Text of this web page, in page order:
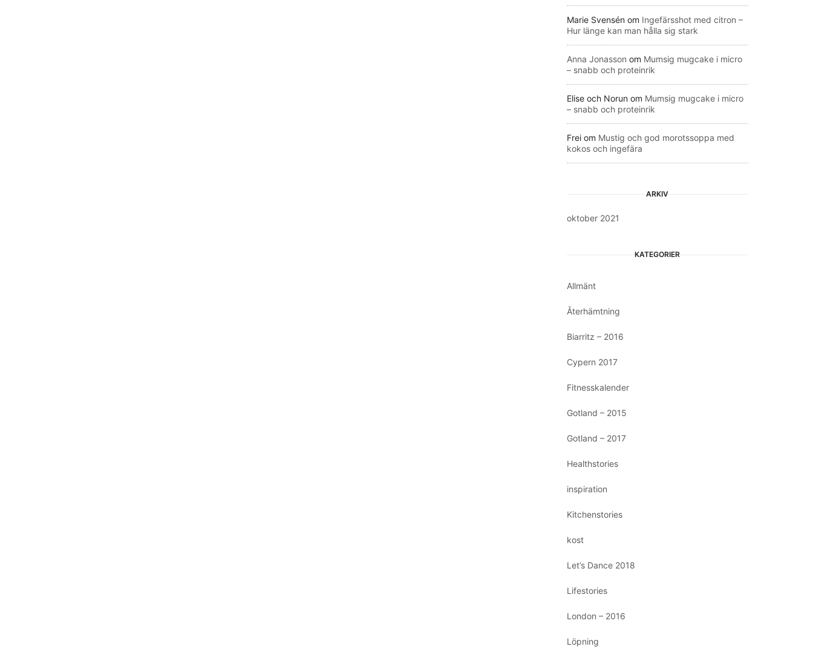
Marie Svensén om Ingefärsshot med citron –
Hur länge kan man hålla sig stark
Anna Jonasson om Mumsig mugcake i micro
– snabb och proteinrik
Elise och Norun om Mumsig mugcake i micro
– snabb och proteinrik
Frei om Mustig och god morotssoppa med
kokos och ingefära
ARKIV
oktober 2021
KATEGORIER
Allmänt
Återhämtning
Biarritz – 2016
Cypern 2017
Fitnesskalender
Gotland – 2015
Gotland – 2017
Healthstories
inspiration
Kitchenstories
kost
Let’s Dance 2018
Lifestories
London – 2016
Löpning